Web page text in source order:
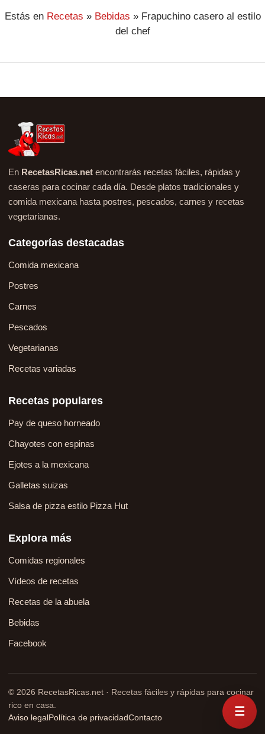
Estás en Recetas » Bebidas » Frapuchino casero al estilo
del chef
☰
En RecetasRicas.net encontrarás recetas fáciles, rápidas y
caseras para cocinar cada día. Desde platos tradicionales y
comida mexicana hasta postres, pescados, carnes y recetas
vegetarianas.
Categorías destacadas
Comida mexicana
Postres
Carnes
Pescados
Vegetarianas
Recetas variadas
Recetas populares
Pay de queso horneado
Chayotes con espinas
Ejotes a la mexicana
Galletas suizas
Salsa de pizza estilo Pizza Hut
Explora más
Comidas regionales
Vídeos de recetas
Recetas de la abuela
Bebidas
Facebook
© 2026 RecetasRicas.net · Recetas fáciles y rápidas para cocinar
rico en casa.
Aviso legalPolítica de privacidadContacto